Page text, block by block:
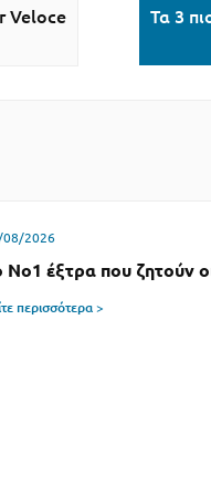
Veloce Τα 3
08/2026
Νο1 έξτρα που ζητούν
περισσότερα >